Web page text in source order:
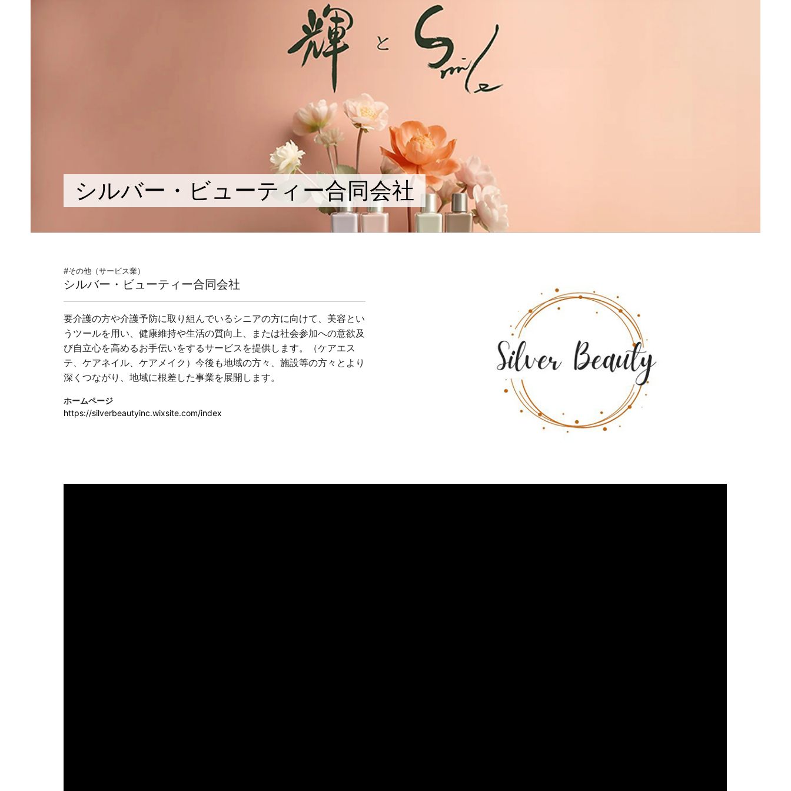
シルバー・ビューティー合同会社
#その他（サービス業）
シルバー・ビューティー合同会社
要介護の方や介護予防に取り組んでいるシニアの方に向けて、美容とい
うツールを用い、健康維持や生活の質向上、または社会参加への意欲及
び自立心を高めるお手伝いをするサービスを提供します。（ケアエス
テ、ケアネイル、ケアメイク）今後も地域の方々、施設等の方々とより
深くつながり、地域に根差した事業を展開します。
ホームページ
https://silverbeautyinc.wixsite.com/index